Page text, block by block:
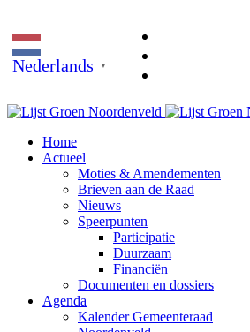
Nederlands ▼
Home
Actueel
Moties & Amendementen
Brieven aan de Raad
Nieuws
Speerpunten
Participatie
Duurzaam
Financiën
Documenten en dossiers
Agenda
Kalender Gemeenteraad